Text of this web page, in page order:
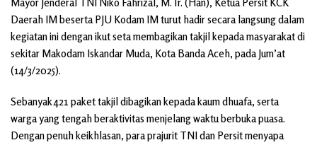
Mayor Jenderal TNI Niko Fahrizal, M.Tr. (Han), Ketua Persit KCK
Daerah IM beserta PJU Kodam IM turut hadir secara langsung dalam
kegiatan ini dengan ikut seta membagikan takjil kepada masyarakat di
sekitar Makodam Iskandar Muda, Kota Banda Aceh, pada Jum’at
(14/3/2025).
Sebanyak 421 paket takjil dibagikan kepada kaum dhuafa, serta
warga yang tengah beraktivitas menjelang waktu berbuka puasa.
Dengan penuh keikhlasan, para prajurit TNI dan Persit menyapa